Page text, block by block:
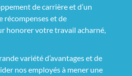
de carrière et d’un
récompenses et de
honorer votre travail acharné,
variété d’avantages et de
nos employés à mener une